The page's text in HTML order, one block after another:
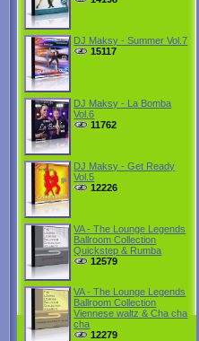
DJ Maksy - Summer Vol.7
15117
DJ Maksy - La Bomba
Vol.6
11762
DJ Maksy - Get Ready
Vol.5
12226
VA - The Lounge Legends
Ballroom Collection
Quickstep & Rumba
12579
VA - The Lounge Legends
Ballroom Collection
Viennese waltz & Cha cha
cha
12279